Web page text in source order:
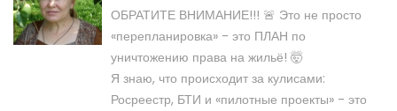
ОБРАТИТЕ ВНИМАНИЕ!!! 🚨 Это не просто
«перепланировка» - это ПЛАН по
уничтожению права на жильё! 🤯
Я знаю, что происходит за кулисами:
Росреестр, БТИ и «пилотные проекты» - это